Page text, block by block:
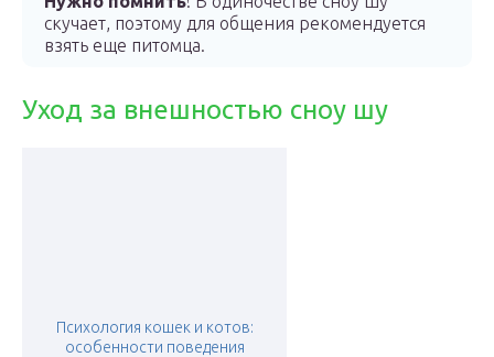
скучает, поэтому для общения рекомендуется
взять еще питомца.
Уход за внешностью сноу шу
Психология кошек и котов:
особенности поведения